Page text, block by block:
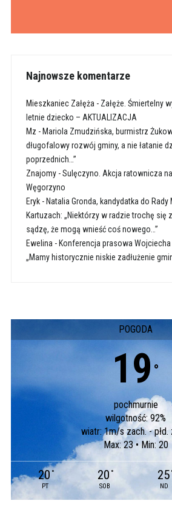
Najnowsze komentarze
Mieszkaniec Załęża - Załęże. Śmiertelny
letnie dziecko – AKTUALIZACJA
Mz - Mariola Zmudzińska, burmistrz
długofalowy rozwój gminy, a nie łatanie
poprzednich…”
Znajomy-Sulęczyno. Akcja ratownicza
Węgorzyno
Eryk- Natalia Gronda, kandydatka do Rady
Kartuzach: „Niektórzy w radzie trochę się
sądzę, że mogą wnieść coś nowego…”
Ewelina - Konferencja prasowa
„Mamy historycznie niskie zadłużenie
POGODA
19 °
pochmurnie
wilgotność: 92%
wiatr: 1m/s zach. - płd.
Max: 23 • Min: 20
20 °
PT
20 °
SOB
25
ND